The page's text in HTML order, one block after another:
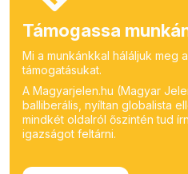
Támogassa
Mi a munkánkkal háláljuk meg
támogatásukat.
A Magyarjelen.hu (Magyar
balliberális, nyíltan globalista
mindkét oldalról őszintén tud
igazságot feltárni.